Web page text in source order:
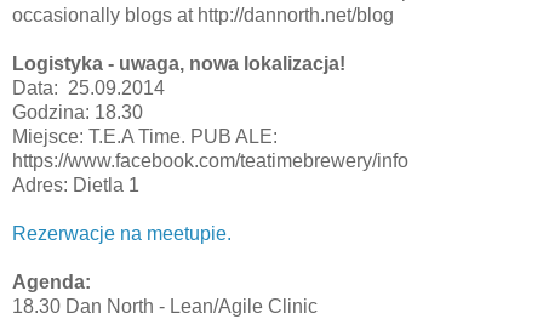
occasionally blogs at http://dannorth.net/blog
Logistyka - uwaga, nowa lokalizacja!
Data: 25.09.2014
Godzina: 18.30
Miejsce: T.E.A Time. PUB ALE:
https://www.facebook.com/teatimebrewery/info
Adres: Dietla 1
Rezerwacje na meetupie.
Agenda:
18.30 Dan North - Lean/Agile Clinic